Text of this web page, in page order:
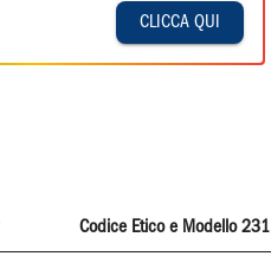
CLICCA QUI
Codice Etico e Modello 231